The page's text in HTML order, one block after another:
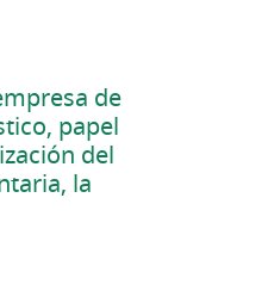
de
papel
del
la